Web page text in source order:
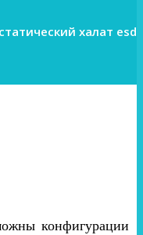
халат esd
конфигурации